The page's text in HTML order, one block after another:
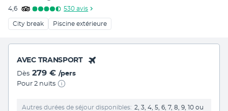
4,6 530 avis
City break Piscine extérieure
AVEC TRANSPORT
Dès 279 € /pers
Pour 2 nuits
Autres durées de séjour disponibles
2, 3, 4, 5, 6, 7, 8, 9, 10 ou